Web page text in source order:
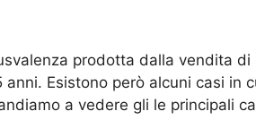
prodotta dalla vendita di
Esistono però alcuni casi in
a vedere gli le principali